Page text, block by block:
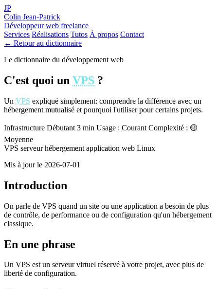
JP
Colin Jean-Patrick
Développeur web freelance
Services Réalisations Tutos À propos Contact
← Retour au dictionnaire
Le dictionnaire du développement web
C'est quoi un VPS ?
Un VPS expliqué simplement: comprendre la différence avec un
hébergement mutualisé et pourquoi l'utiliser pour certains projets.
Infrastructure Débutant 3 min Usage : Courant Complexité : 🟡
Moyenne
VPS serveur hébergement application web Linux
Mis à jour le 2026-07-01
Introduction
On parle de VPS quand un site ou une application a besoin de plus
de contrôle, de performance ou de configuration qu'un hébergement
classique.
En une phrase
Un VPS est un serveur virtuel réservé à votre projet, avec plus de
liberté de configuration.